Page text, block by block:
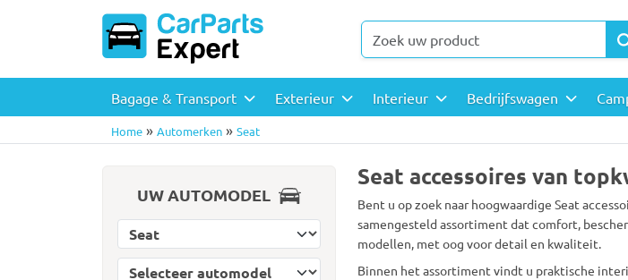
Bagage & Transport Exterieur Interieur Bedrijfswagen
Home » Automerken » Seat
UW AUTOMODEL
Selecteer automerk
Selecteer automodel
Seat accessoires van
Bent u op zoek naar hoogwaardige Seat
samengesteld assortiment dat comfort,
modellen, met oog voor detail en kwaliteit.
Binnen het assortiment vindt u praktische